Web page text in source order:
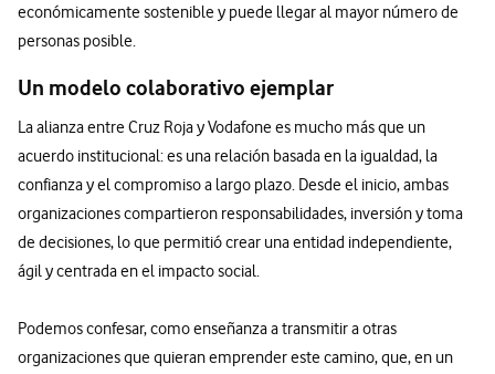
económicamente sostenible y puede llegar al mayor número de
personas posible.
Un modelo colaborativo ejemplar
La alianza entre Cruz Roja y Vodafone es mucho más que un
acuerdo institucional: es una relación basada en la igualdad, la
confianza y el compromiso a largo plazo. Desde el inicio, ambas
organizaciones compartieron responsabilidades, inversión y toma
de decisiones, lo que permitió crear una entidad independiente,
ágil y centrada en el impacto social.
Podemos confesar, como enseñanza a transmitir a otras
organizaciones que quieran emprender este camino, que, en un